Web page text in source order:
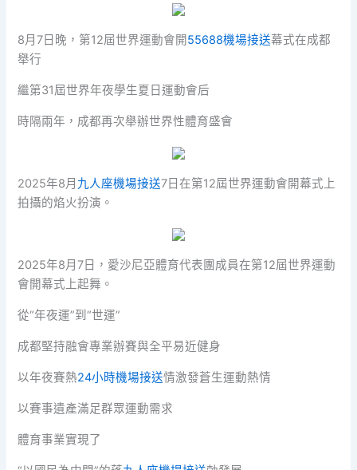
8月7日晚，第12屆世界運動會開55688機場接送幕式在成都
舉行
繼第31屆世界年夜學生夏日運動會后
時隔兩年，成都再次舉辦世界性體育盛會
2025年8月 九人座機場接送7日在第12屆世界運動會開幕式上
拍攝的焰火扮演。
2025年8月7日，愛沙尼亞體育代表團成員在第12屆世界運動
會開幕式上起舞。
從“年夜運”到“世運”
成都堅持融會專業辦賽與全平易近健身
以年夜賽熱24小時機場接送情激發蒼生運動熱情
以賽事遺產滿足群眾運動需求
體育事業實現了